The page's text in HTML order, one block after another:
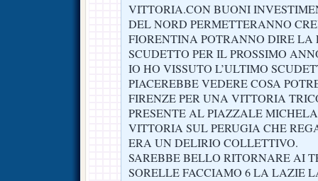
VITTORIA.CON BUONI
DEL NORD PERMETTERANNO
FIORENTINA POTRANNO DIRE
SCUDETTO PER IL PROSSIMO
IO HO VISSUTO L’ULTIMO
PIACEREBBE VEDERE COSA
FIRENZE PER UNA VITTORIA
PRESENTE AL PIAZZALE
VITTORIA SUL PERUGIA CHE
ERA UN DELIRIO COLLETTIVO.
SAREBBE BELLO RITORNARE AI
SORELLE FACCIAMO 6 LA LAZIE